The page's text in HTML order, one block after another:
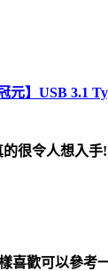
元】USB 3.1
很令人想入手
喜歡可以參考